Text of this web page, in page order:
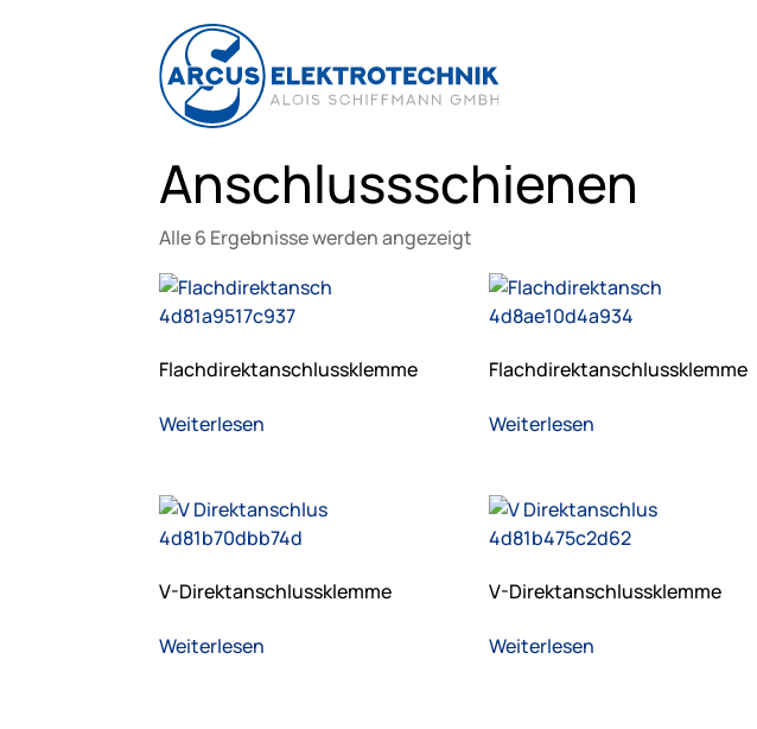
Anschlussschienen
Alle 6 Ergebnisse werden angezeigt
Flachdirektanschlussklemme
Weiterlesen
Flachdirektanschlussklemme
Weiterlesen
V-Direktanschlussklemme
Weiterlesen
V-Direktanschlussklemme
Weiterlesen